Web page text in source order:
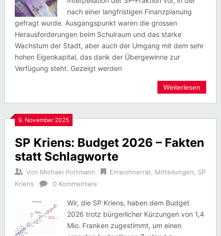
nach einer langfristigen Finanzplanung
gefragt wurde. Ausgangspunkt waren die grossen
Herausforderungen beim Schulraum und das starke
Wachstum der Stadt, aber auch der Umgang mit dem sehr
hohen Eigenkapital, das dank der Übergewinne zur
Verfügung steht. Gezeigt werden
Weiterlesen
9. November 2025
SP Kriens: Budget 2026 – Fakten
statt Schlagworte
Von Michael Portmann Einwohnerrat Mitteilungen
SP
Kriens
0 Kommentare
Wir, die SP Kriens, haben dem Budget
2026 trotz bürgerlicher Kürzungen von 1,4
Mio. Franken zugestimmt, um einen